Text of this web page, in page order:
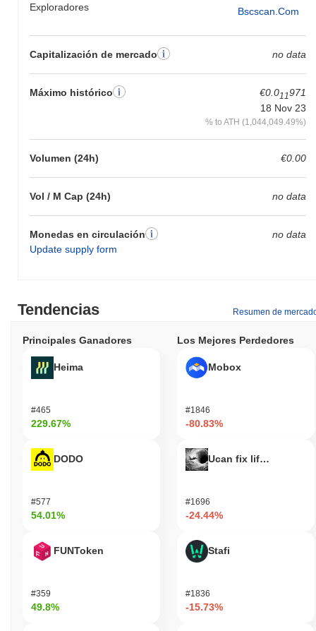
Exploradores Bscscan.com
Capitalización de mercado no data
Máximo histórico €0.011971
18 Nov 23
% to ATH (1,044,049.49%)
Volumen (24h) €0.00
Vol / M Cap (24h) no data
Monedas en circulación
Update supply form
no data
Tendencias Resumen de
Principales Ganadores
Heima
#465
229.67%
DODO
#577
54.01%
FUNToken
#359
49.8%
Los Mejores Perdedores
Mobox
#1846
-80.83%
Ucan fix life in1day
#1696
-24.44%
Stafi
#1836
-15.73%